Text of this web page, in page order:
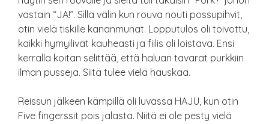
vastain “JA!”. Sillä välin kun rouva nouti possupihvit,
otin vielä tiskille kananmunat. Lopputulos oli toivottu,
kaikki hymyilivät kauheasti ja fiilis oli loistava. Ensi
kerralla koitan selittää, että haluan tavarat purkkiin
ilman pusseja. Siitä tulee vielä hauskaa.
Reissun jälkeen kämpillä oli luvassa HAJU, kun otin
Five fingerssit pois jalasta. Niitä ei ole pesty vielä